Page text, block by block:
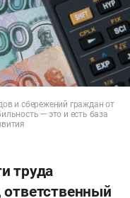
и сбережений граждан от
— это и есть база
труда